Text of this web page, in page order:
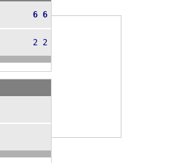
6 6
2 2